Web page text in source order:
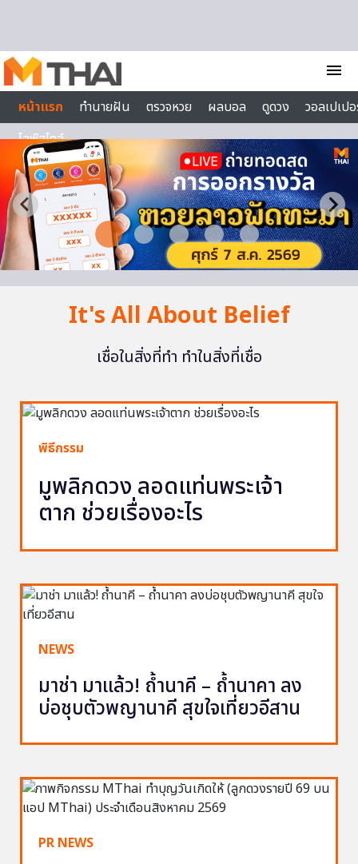
menu
หน้าแรก
ทำนายฝัน ตรวจหวย ผลบอล ดูดวง
วอลเปเป
ไลฟ์สไตล์
It's All About Belief
เชื่อในสิ่งที่ทำ ทำในสิ่งที่เชื่อ
พิธีกรรม
มูพลิกดวง ลอดแท่นพระเจ้า
ตาก ช่วยเรื่องอะไร
NEWS
มาช่า มาแล้ว! ถ้ำนาคี – ถ้ำนาคา ลง
บ่อชุบตัวพญานาคี สุขใจเที่ยวอีสาน
PR NEWS